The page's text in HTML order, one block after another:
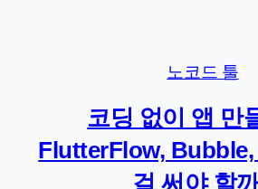
노코드 툴
코딩 없이 앱 만
FlutterFlow, Bubble,
걸 써야 할